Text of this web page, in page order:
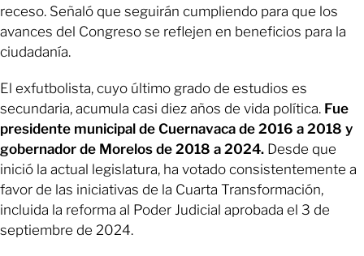
receso. Señaló que seguirán cumpliendo para que los
avances del Congreso se reflejen en beneficios para la
ciudadanía.
El exfutbolista, cuyo último grado de estudios es
secundaria, acumula casi diez años de vida política. Fue
presidente municipal de Cuernavaca de 2016 a 2018 y
gobernador de Morelos de 2018 a 2024. Desde que
inició la actual legislatura, ha votado consistentemente a
favor de las iniciativas de la Cuarta Transformación,
incluida la reforma al Poder Judicial aprobada el 3 de
septiembre de 2024.